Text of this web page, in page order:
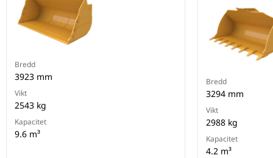
Bredd
3923 mm
Vikt
2543 kg
Kapacitet
9.6 m³
Bredd
3294 mm
Vikt
2988 kg
Kapacitet
4.2 m³